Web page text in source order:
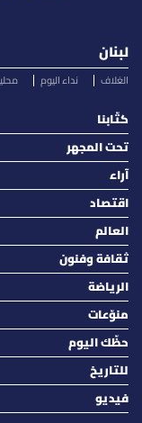
لبنان
الغلاف نداء اليوم
كتّابنا
تحت المجهر
آراء
اقتصاد
العالم
ثقافة وفنون
الرياضة
منوّعات
حظّك اليوم
للتاريخ
فيديو